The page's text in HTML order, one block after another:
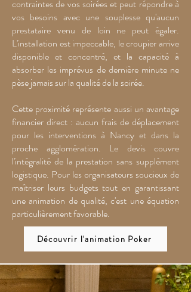
contraintes de vos soirées et peut répondre à
vos besoins avec une souplesse qu'aucun
prestataire venu de loin ne peut égaler.
L'installation est impeccable, le croupier arrive
disponible et concentré, et la capacité à
absorber les imprévus de dernière minute ne
pèse jamais sur la qualité de la soirée.
Cette proximité représente aussi un avantage
financier direct : aucun frais de déplacement
pour les interventions à Nancy et dans la
proche agglomération. Le devis couvre
l'intégralité de la prestation sans supplément
logistique. Pour les organisateurs soucieux de
maîtriser leurs budgets tout en garantissant
une animation de qualité, c'est une équation
particulièrement favorable.
Découvrir l'animation Poker